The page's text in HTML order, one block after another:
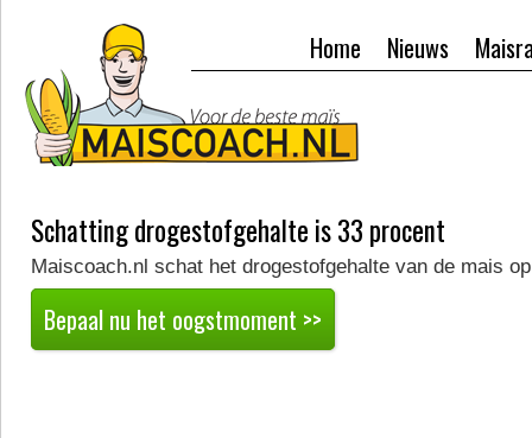
Nieuws
Home
Schatting drogestofgehalte is 33 procent
Maiscoach.nl schat het drogestofgehalte van de mais
Bepaal nu het oogstmoment >>